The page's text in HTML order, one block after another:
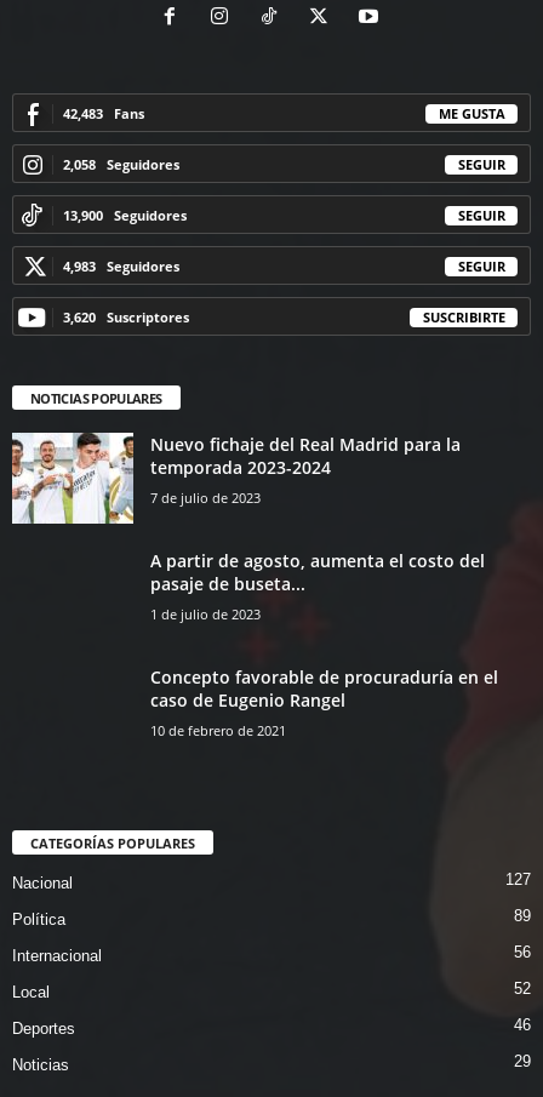
42,483 Fans ME GUSTA
2,058 Seguidores SEGUIR
13,900 Seguidores SEGUIR
4,983 Seguidores SEGUIR
3,620 Suscriptores SUSCRIBIRTE
NOTICIAS POPULARES
Nuevo fichaje del Real Madrid para la
temporada 2023-2024
7 de julio de 2023
A partir de agosto, aumenta el costo del
pasaje de buseta...
1 de julio de 2023
Concepto favorable de procuraduría en el
caso de Eugenio Rangel
10 de febrero de 2021
CATEGORÍAS POPULARES
Nacional 127
Política 89
Internacional 56
Local 52
Deportes 46
Noticias 29